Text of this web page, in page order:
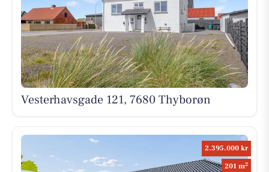
Vesterhavsgade 121, 7680 Thyborøn
2.395.000 kr
201 m2